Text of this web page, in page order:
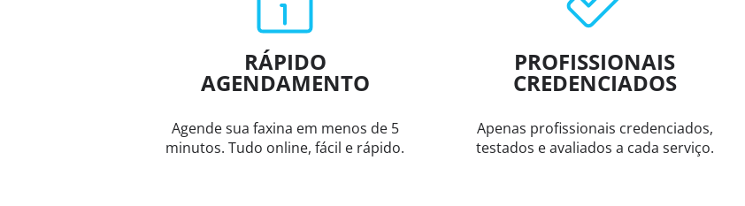
RÁPIDO
AGENDAMENTO
Agende sua faxina em menos de 5
minutos. Tudo online, fácil e rápido.
PROFISSIONAIS
CREDENCIADOS
Apenas profissionais credenciados,
testados e avaliados a cada serviço.